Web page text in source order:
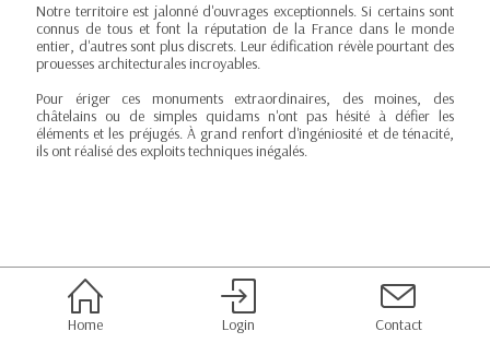
Notre territoire est jalonné d'ouvrages exceptionnels. Si certains sont
connus de tous et font la réputation de la France dans le monde
entier, d'autres sont plus discrets. Leur édification révèle pourtant des
prouesses architecturales incroyables.
Pour ériger ces monuments extraordinaires, des moines, des
châtelains ou de simples quidams n'ont pas hésité à défier les
éléments et les préjugés. À grand renfort d'ingéniosité et de ténacité,
ils ont réalisé des exploits techniques inégalés.
Home Login Contact